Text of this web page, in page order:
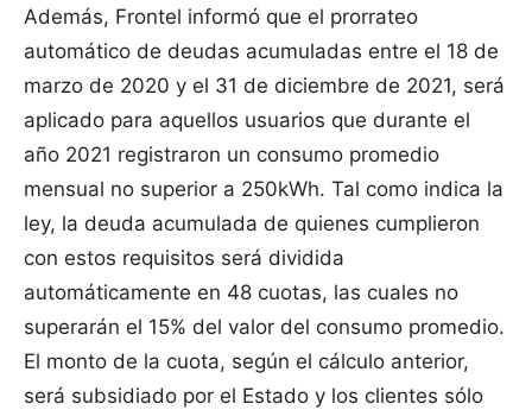
Además, Frontel informó que el prorrateo
automático de deudas acumuladas entre el 18 de
marzo de 2020 y el 31 de diciembre de 2021, será
aplicado para aquellos usuarios que durante el
año 2021 registraron un consumo promedio
mensual no superior a 250kWh. Tal como indica la
ley, la deuda acumulada de quienes cumplieron
con estos requisitos será dividida
automáticamente en 48 cuotas, las cuales no
superarán el 15% del valor del consumo promedio.
El monto de la cuota, según el cálculo anterior,
será subsidiado por el Estado y los clientes sólo